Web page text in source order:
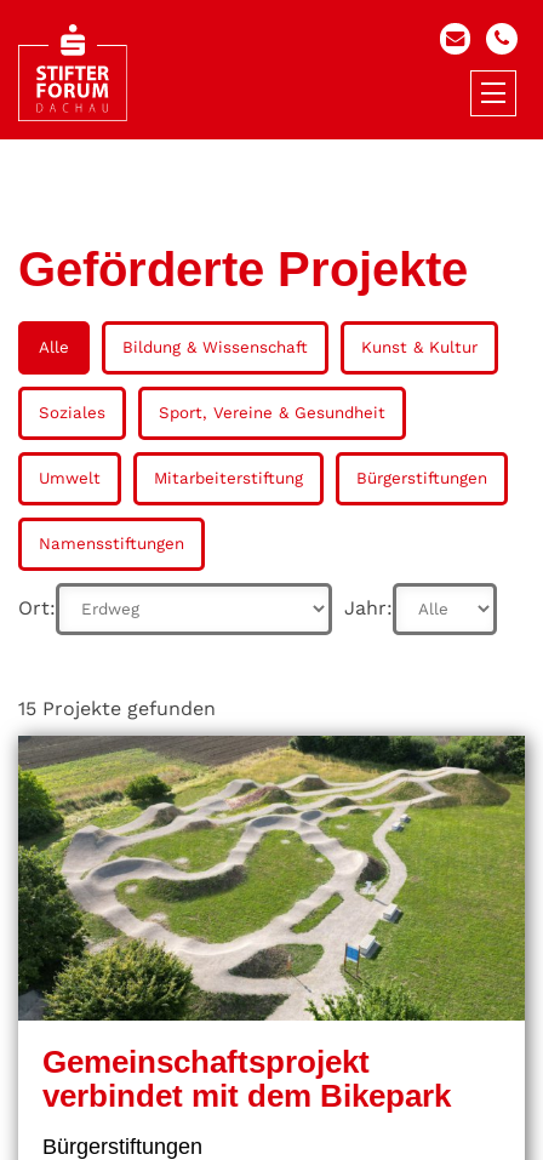
Geförderte Projekte
Alle Bildung & Wissenschaft Kunst & Kultur
Soziales Sport, Vereine & Gesundheit
Umwelt Mitarbeiterstiftung Bürgerstiftungen
Namensstiftungen
Ort: Jahr:
15 Projekte gefunden
Gemeinschaftsprojekt
verbindet mit dem Bikepark
Bürgerstiftungen